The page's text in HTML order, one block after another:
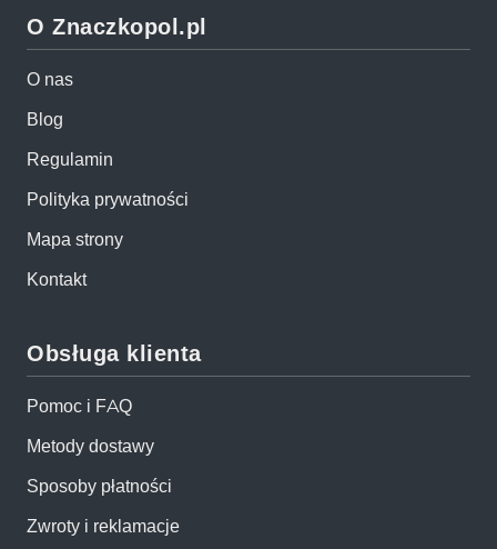
O Znaczkopol.pl
O nas
Blog
Regulamin
Polityka prywatności
Mapa strony
Kontakt
Obsługa klienta
Pomoc i FAQ
Metody dostawy
Sposoby płatności
Zwroty i reklamacje